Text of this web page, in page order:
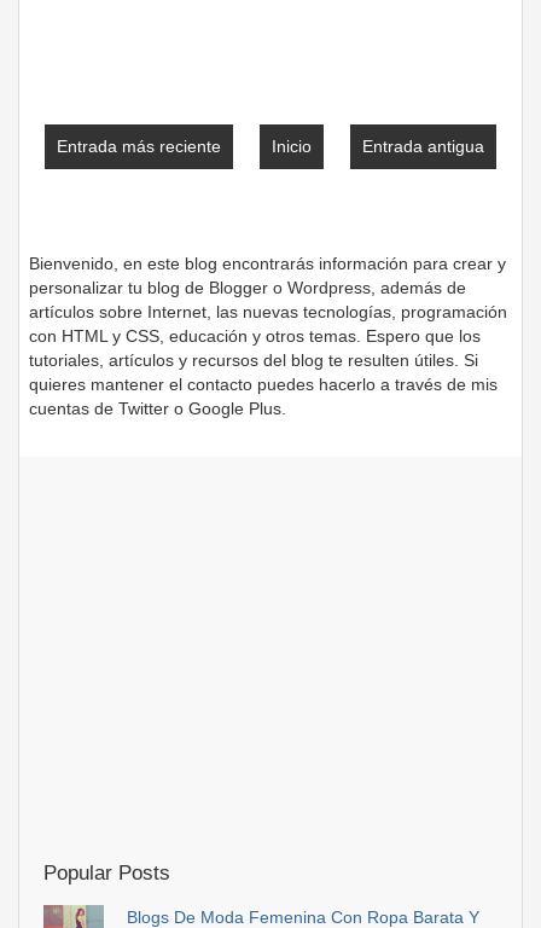
Entrada más reciente Entrada antigua
Inicio
Bienvenido, en este blog encontrarás información para crear y
personalizar tu blog de Blogger o Wordpress, además de
artículos sobre Internet, las nuevas tecnologías, programación
con HTML y CSS, educación y otros temas. Espero que los
tutoriales, artículos y recursos del blog te resulten útiles. Si
quieres mantener el contacto puedes hacerlo a través de mis
cuentas de Twitter o Google Plus.
Popular Posts
Blogs De Moda Femenina Con Ropa Barata Y